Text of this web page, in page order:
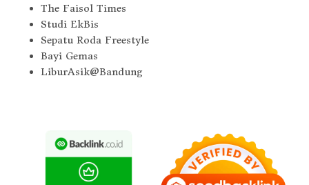
The Faisol Times
Studi EkBis
Sepatu Roda Freestyle
Bayi Gemas
LiburAsik@Bandung